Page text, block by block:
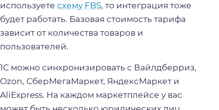
используете схему FBS, то интеграция тоже
будет работать. Базовая стоимость тарифа
зависит от количества товаров и
пользователей.
1С можно синхронизировать с Вайлдберриз,
Ozon, СберМегаМаркет, ЯндексМаркет и
AliExpress. На каждом маркетплейсе у вас